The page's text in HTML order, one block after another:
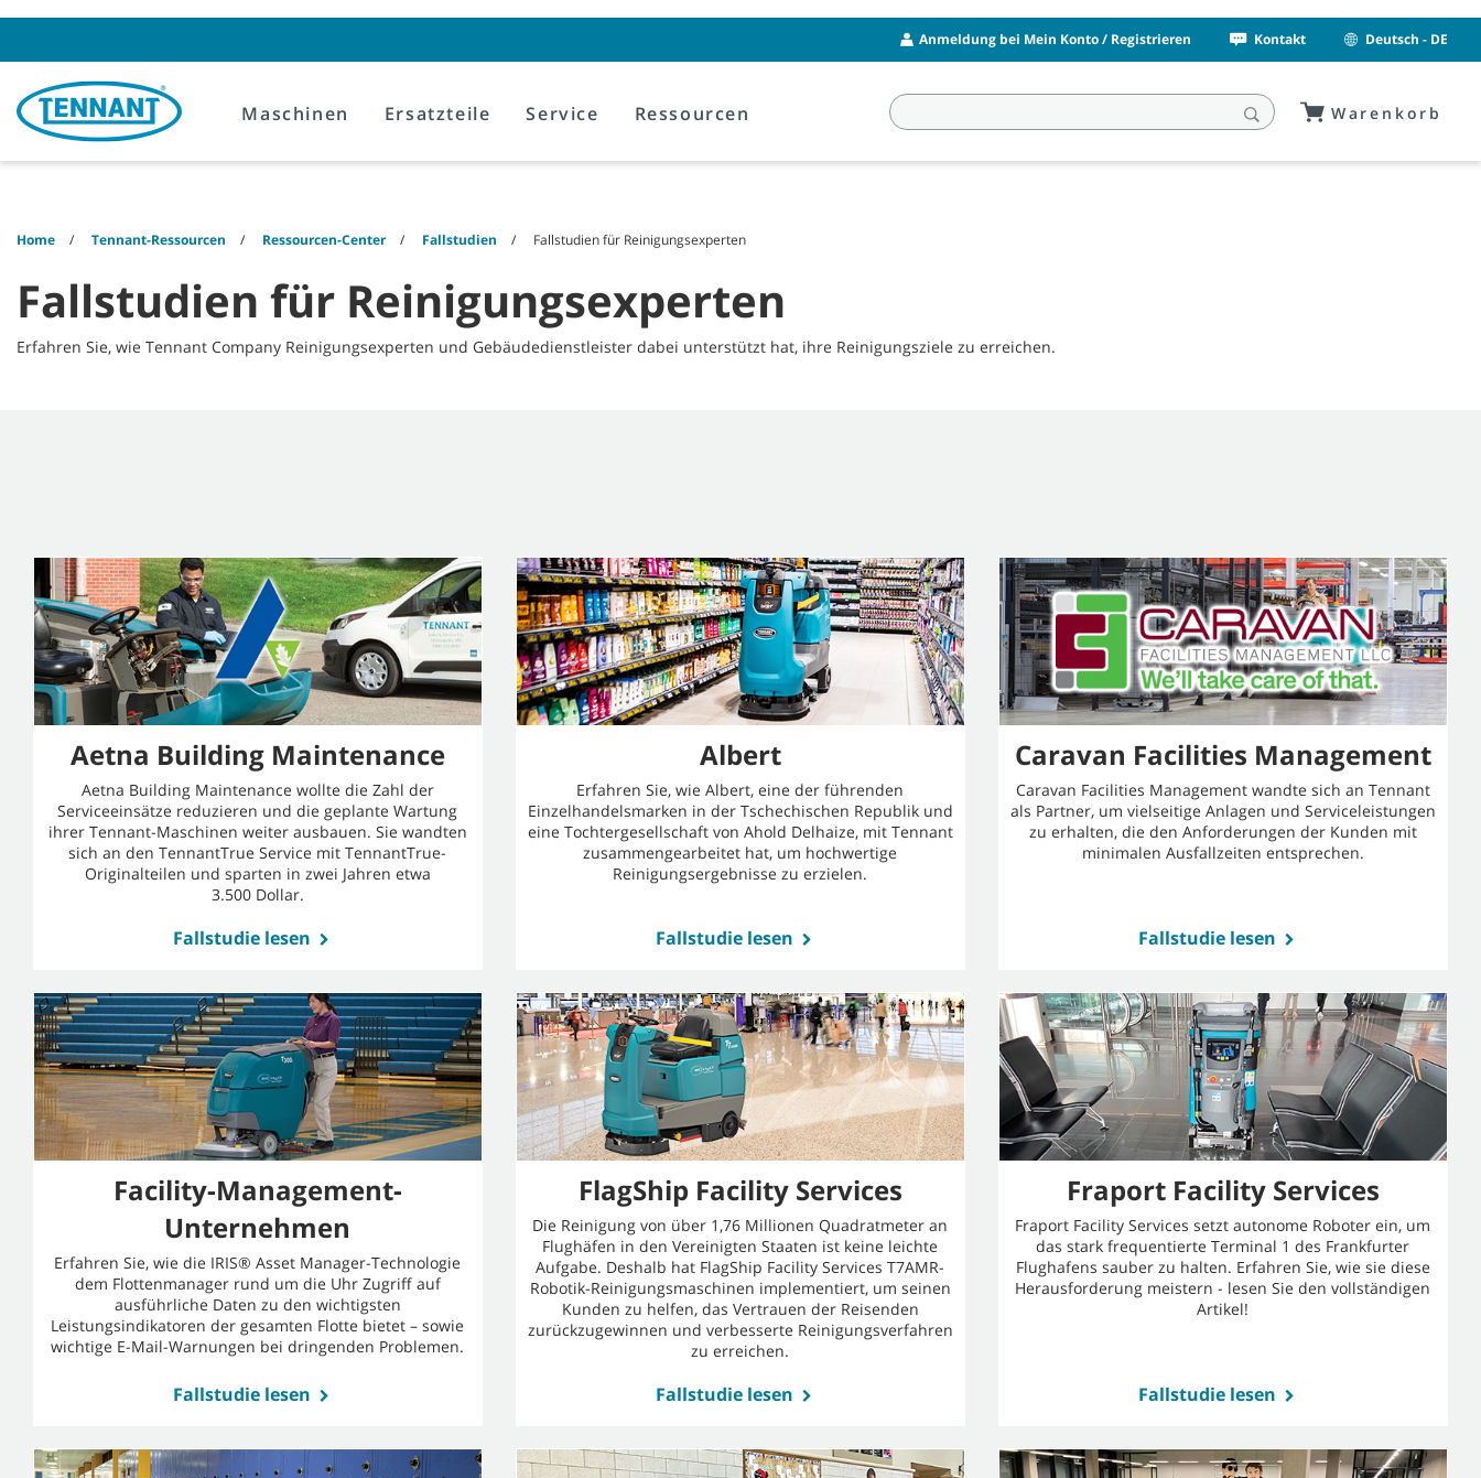
Anmeldung bei Mein Konto / Registrieren Kontakt Deutsch - DE
Maschinen Ersatzteile Service Ressourcen Warenkorb
Home Tennant-Ressourcen Ressourcen-Center Fallstudien Fallstudien für Reinigungsexperten
Fallstudien für Reinigungsexperten
Erfahren Sie, wie Tennant Company Reinigungsexperten und Gebäudedienstleister dabei unterstützt hat, ihre Reinigungsziele zu erreichen.
Aetna Building Maintenance
Aetna Building Maintenance wollte die Zahl der
Serviceeinsätze reduzieren und die geplante Wartung
ihrer Tennant-Maschinen weiter ausbauen. Sie wandten
sich an den TennantTrue Service mit TennantTrue-
Originalteilen und sparten in zwei Jahren etwa
3.500 Dollar.
Fallstudie lesen
Albert
Erfahren Sie, wie Albert, eine der führenden
Einzelhandelsmarken in der Tschechischen Republik und
eine Tochtergesellschaft von Ahold Delhaize, mit Tennant
zusammengearbeitet hat, um hochwertige
Reinigungsergebnisse zu erzielen.
Fallstudie lesen
Caravan Facilities Management
Caravan Facilities Management wandte sich an Tennant
als Partner, um vielseitige Anlagen und Serviceleistungen
zu erhalten, die den Anforderungen der Kunden mit
minimalen Ausfallzeiten entsprechen.
Fallstudie lesen
Facility-Management-
Unternehmen
Erfahren Sie, wie die IRIS® Asset Manager-Technologie
dem Flottenmanager rund um die Uhr Zugriff auf
ausführliche Daten zu den wichtigsten
Leistungsindikatoren der gesamten Flotte bietet – sowie
wichtige E-Mail-Warnungen bei dringenden Problemen.
Fallstudie lesen
FlagShip Facility Services
Die Reinigung von über 1,76 Millionen Quadratmeter an
Flughäfen in den Vereinigten Staaten ist keine leichte
Aufgabe. Deshalb hat FlagShip Facility Services T7AMR-
Robotik-Reinigungsmaschinen implementiert, um seinen
Kunden zu helfen, das Vertrauen der Reisenden
zurückzugewinnen und verbesserte Reinigungsverfahren
zu erreichen.
Fallstudie lesen
Fraport Facility Services
Fraport Facility Services setzt autonome Roboter ein, um
das stark frequentierte Terminal 1 des Frankfurter
Flughafens sauber zu halten. Erfahren Sie, wie sie diese
Herausforderung meistern - lesen Sie den vollständigen
Artikel!
Fallstudie lesen